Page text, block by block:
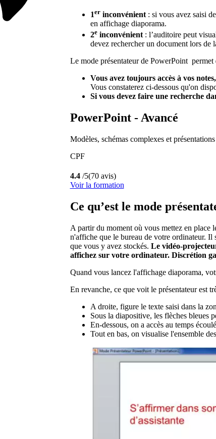
1erinconvénient: si vous avez saisi
en affichage diaporama.
2einconvénient : l’auditoire peut
devez rechercher un document lors de
Le mode présentateur de PowerPoint
Vous avez toujours accès à vos notes,
Vous constaterez ci-dessous qu'on
Si vous devez faire une recherche
PowerPoint - Avancé
Modèles, schémas complexes et
CPF
4.4/5(70 avis)
Voir la formation
Ce qu’est le mode
A partir du moment où vous mettez en place
n'affiche que le bureau de votre ordinateur.
que vous y avez stockés. Le vidéo-
affichez sur votre ordinateur. Discrétion
Quand vous lancez l'affichage diaporama,
En revanche, ce que voit le présentateur est
A droite, figure le texte saisi dans la
Sous la diapositive, les flèches bleues
En-dessous, on a accès au temps
Tout en bas, on visualise l'ensemble